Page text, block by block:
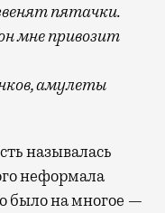
пятачки.
мне привозит
амулеты
называлась
неформала
было на многое —